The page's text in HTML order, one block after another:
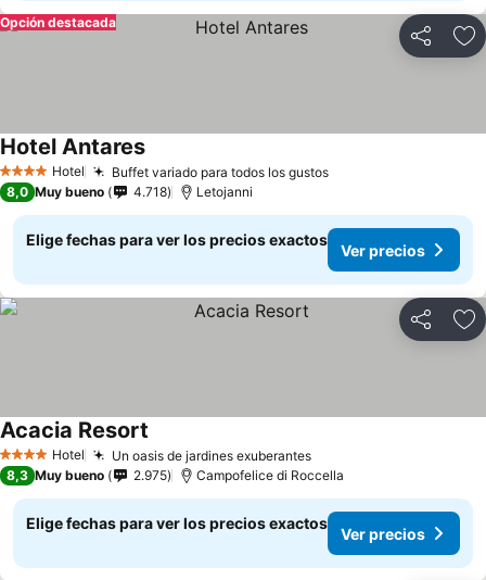
Compartir
Opción destacada
4 EstrellasHotel Buffet variado para todos los gustos
Hotel Antares
8,0 Muy bueno 4.718 Letojanni
Elige fechas para ver los precios exactos
Ver precios
Compartir
4 EstrellasHotel Un oasis de jardines exuberantes
Acacia Resort
8,3 Muy bueno 2.975 Campofelice di Roccella
Elige fechas para ver los precios exactos
Ver precios